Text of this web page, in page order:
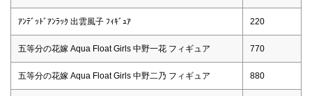
ｱﾝﾃﾞｯﾄﾞｱﾝﾗｯｸ 出雲風子 ﾌｨｷﾞｭｱ 220
五等分の花嫁 Aqua Float Girls 中野一花 フィギュア 770
五等分の花嫁 Aqua Float Girls 中野二乃 フィギュア 880